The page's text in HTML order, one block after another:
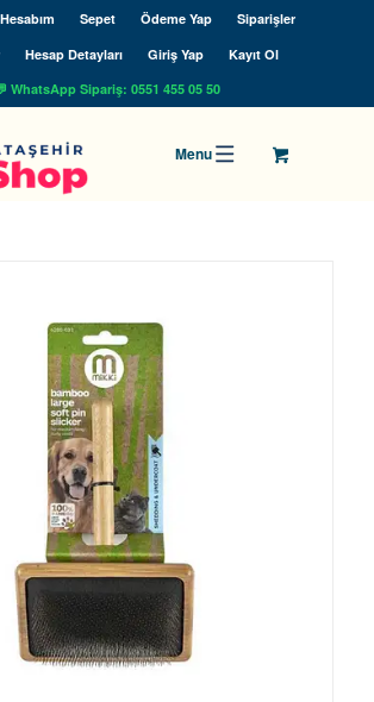
Hesabım Sepet Ödeme Yap
Siparişler
Hesap Detayları Giriş Yap
Kayıt Ol
WhatsApp Sipariş: 0551 455 05 50